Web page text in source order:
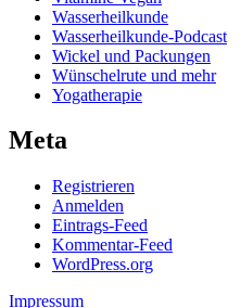
Wasserheilkunde
Wasserheilkunde-Podcast
Wickel und Packungen
Wünschelrute und mehr
Yogatherapie
Meta
Registrieren
Anmelden
Eintrags-Feed
Kommentar-Feed
WordPress.org
Impressum